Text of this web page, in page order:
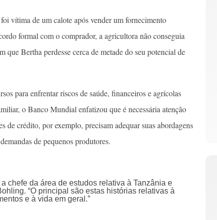
vítima de um calote após vender um fornecimento
formal com o comprador, a agricultora não conseguia
Bertha perdesse cerca de metade do seu potencial de
para enfrentar riscos de saúde, financeiros e agrícolas
o Banco Mundial enfatizou que é necessária atenção
de crédito, por exemplo, precisam adequar suas abordagens
de pequenos produtores.
chefe da área de estudos relativa à Tanzânia e
“O principal são estas histórias relativas à
e à vida em geral.”